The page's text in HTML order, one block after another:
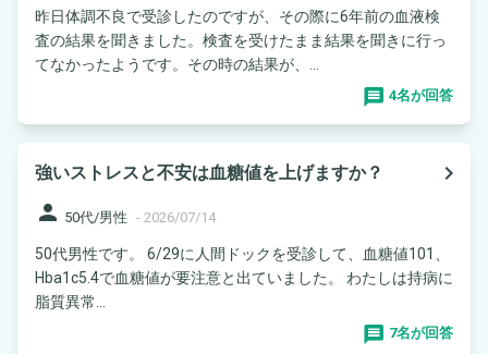
昨日体調不良で受診したのですが、その際に6年前の血液検
査の結果を聞きました。検査を受けたまま結果を聞きに行っ
てなかったようです。その時の結果が、...
4名が回答
強いストレスと不安は血糖値を上げますか？
navigate_next
person 50代/男性 - 2026/07/14
50代男性です。 6/29に人間ドックを受診して、血糖値101、
Hba1c5.4で血糖値が要注意と出ていました。 わたしは持病に
脂質異常...
7名が回答